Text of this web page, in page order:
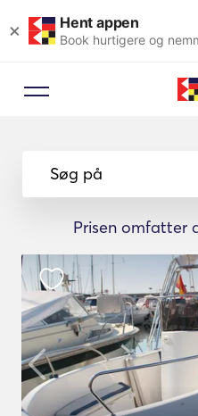
× Hent appen
Book hurtigere og
Søg på
Prisen omfatter